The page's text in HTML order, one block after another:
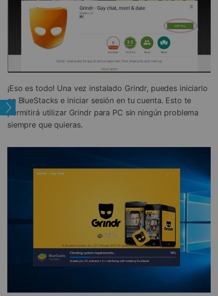
¡Eso es todo! Una vez instalado Grindr, puedes iniciarlo
en BlueStacks e iniciar sesión en tu cuenta. Esto te
permitirá utilizar Grindr para PC sin ningún problema
siempre que quieras.